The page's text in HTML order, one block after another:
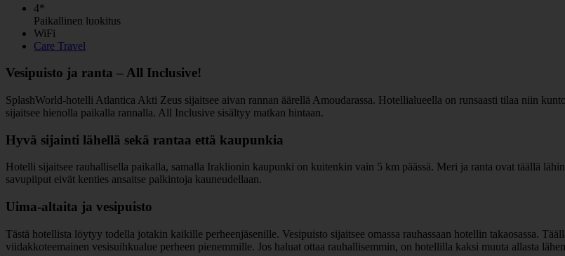
4*
Paikallinen luokitus
WiFi
Care Travel
Vesipuisto ja ranta – All Inclusive!
SplashWorld-hotelli Atlantica Akti Zeus sijaitsee aivan rannan äärellä Amoudarassa. Hotellialueella on runsaasti tilaa niin
sijaitsee hienolla paikalla rannalla. All Inclusive sisältyy matkan hintaan.
Hyvä sijainti lähellä sekä rantaa että kaupunkia
Hotelli sijaitsee rauhallisella paikalla, samalla Iraklionin kaupunki on kuitenkin vain 5 km päässä. Meri ja ranta ovat täällä
savupiiput eivät kenties ansaitse palkintoja kauneudellaan.
Uima-altaita ja vesipuisto
Tästä hotellista löytyy todella jotakin kaikille perheenjäsenille. Vesipuisto sijaitsee omassa rauhassaan hotellin takaosassa.
viidakkoteemainen vesisuihkualue perheen pienemmille. Jos haluat ottaa rauhallisemmin, on hotellilla kaksi muuta allasta